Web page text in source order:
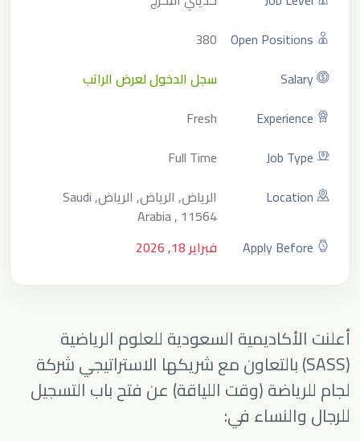
Open Positions
380
Salary
سجل الدخول لعرض الراتب
Experience
Fresh
Job Type
Full Time
Location
الرياض, الرياض, الرياض, Saudi
Arabia , 11564
Apply Before
فبراير 18, 2026
أعلنت الأكاديمية السعودية للعلوم الرياضية
(SASS) بالتعاون مع شريكها الاستراتيجي شركة
لجام للرياضة (وقت اللياقة) عن فتح باب التسجيل
للرجال والنساء في: